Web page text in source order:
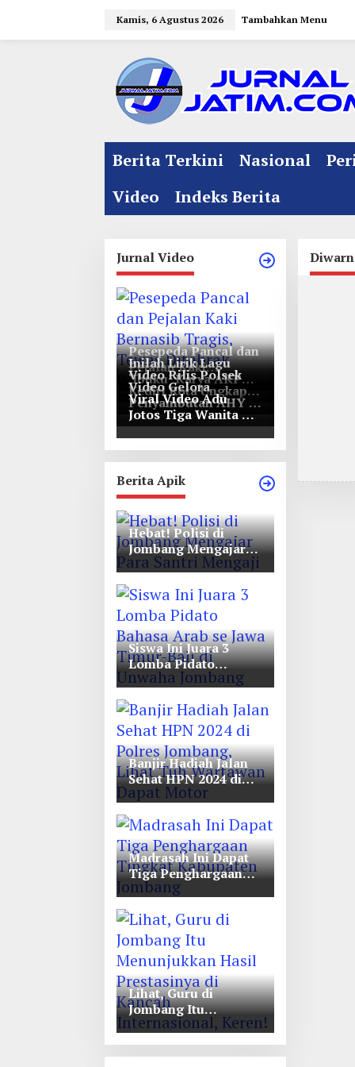
Kamis, 6 Agustus 2026 Tambahkan Menu
Berita Terkini Nasional
Video
Indeks Berita
Jurnal Video
Pesepeda Pancal dan
Pejalan Kaki
Bernasib Tragis,
Tewas Ditabrak
Pikap di Nganjuk
Inilah Lirik Lagu
‘Ibuku’ Karya AKP
Moch Mukid
Video Rilis Polsek
Kediri Kota Ungkap
5747 Butil Pil Dobel
L
Video Gelora
Penyambutan AHY di
Rapimnas Partai
Demokrat
Viral Video Adu
Jotos Tiga Wanita Di
Simpang Lima Gumul
Berita Apik
Hebat! Polisi di
Jombang Mengajar
Para Santri Mengaji
Siswa Ini Juara 3
Lomba Pidato
Bahasa Arab se Jawa
Unwaha Jombang
Banjir Hadiah Jalan
Sehat HPN 2024 di
Polres Jombang,
Dapat Motor
Madrasah Ini Dapat
Tiga Penghargaan
Tingkat Kabupaten
Lihat, Guru di
Jombang Itu
Menunjukkan Hasil
Prestasinya di
Kancah